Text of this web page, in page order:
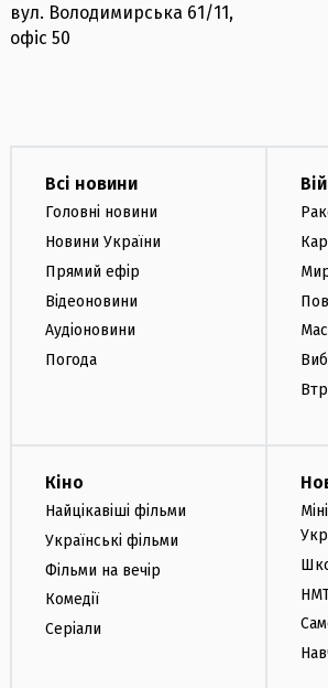
вул. Володимирська 61/11,
офіс 50
Всі новини
Головні новини
Новини України
Прямий ефір
Відеоновини
Аудіоновини
Погода
Кіно
Найцікавіші фільми
Українські фільми
Фільми на вечір
Комедії
Серіали